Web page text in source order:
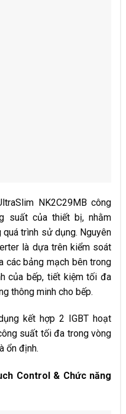
NK2C29MB công
suất của thiết bị, nhằm
trình sử dụng. Nguyên
là dựa trên kiểm soát
các bảng mạch bên trong
của bếp, tiết kiệm tối đa
thông minh cho bếp.
kết hợp 2 IGBT hoạt
suất tối đa trong vòng
ổn định.
Control & Chức năng